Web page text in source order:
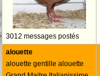
3012 messages postés
alouette
alouette gentille alouette